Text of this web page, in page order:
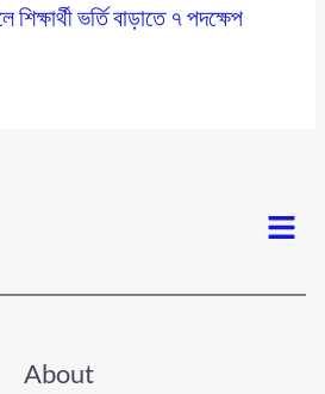
ভর্তি বাড়াতে ৭ পদক্ষেপ
Menu
About